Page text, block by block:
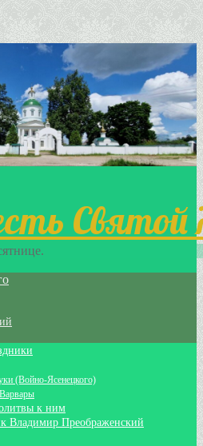
Святой
(Войно-Ясенецкого)
к ним
Владимир Преображенский